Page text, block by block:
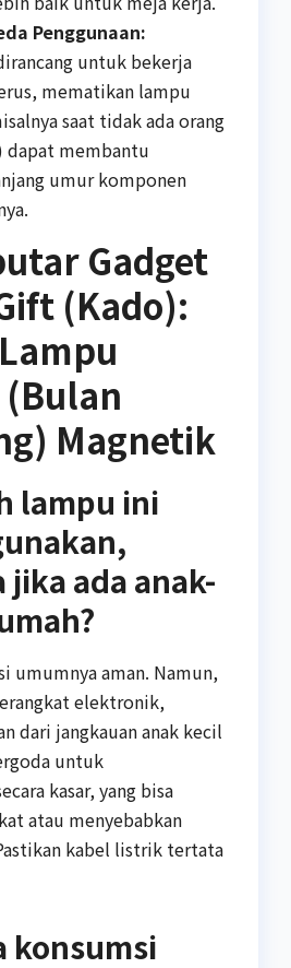
Penggunaan:
untuk bekerja
mematikan lampu
saat tidak ada orang
dapat membantu
umur komponen
Gadget
(Kado):
Magnetik
lampu ini
ada anak-
umumnya aman. Namun,
elektronik,
dari jangkauan anak kecil
untuk
kasar, yang bisa
atau menyebabkan
kabel listrik tertata
konsumsi